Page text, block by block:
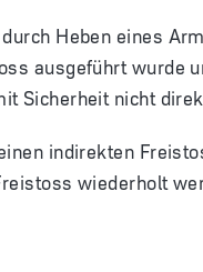
Heben eines
ausgeführt wurde
Sicherheit nicht
indirekten
wiederholt